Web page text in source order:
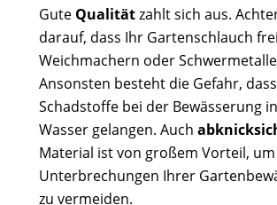
Gute Qualitätzahlt sich aus.
darauf, dass Ihr Gartenschlauch
Weichmachern oder
Ansonsten besteht die Gefahr, dass
Schadstoffe bei der Bewässerung
Wasser gelangen. Auch
Material ist von großem Vorteil, um
Unterbrechungen Ihrer
zu vermeiden.